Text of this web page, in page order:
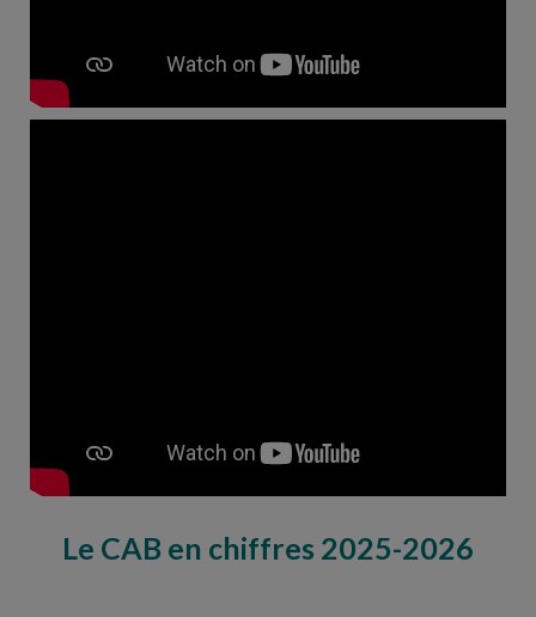
Le CAB en chiffres 2025-2026